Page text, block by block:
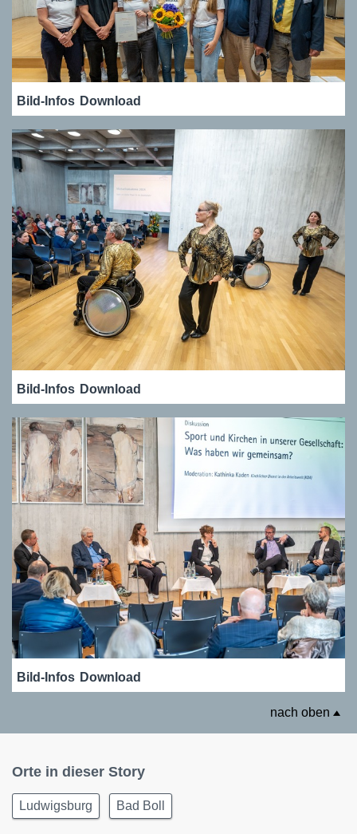
Bild-Infos Download
Bild-Infos Download
Bild-Infos Download
nach oben
Orte in dieser Story
Ludwigsburg Bad Boll